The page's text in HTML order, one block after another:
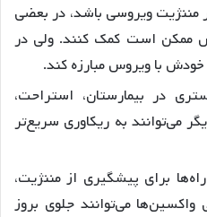
مننژیت ویروسی باشد، در بعضی
ممکن است کمک کنند. ولی در
خودش با ویروس مبارزه کند.
در بیمارستان، استراحت،
می‌توانند به ریکاوری سریع‌تر
برای پیشگیری از مننژیت،
می‌توانند جلوی بروز